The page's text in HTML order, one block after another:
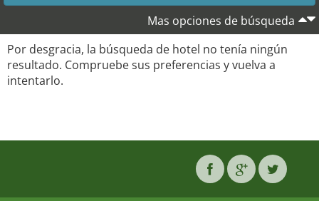
Mas opciones de búsqueda
Por desgracia, la búsqueda de hotel no tenía ningún
resultado. Compruebe sus preferencias y vuelva a
intentarlo.